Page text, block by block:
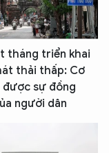
tháng triển khai
thải thấp: Cơ
được sự đồng
người dân